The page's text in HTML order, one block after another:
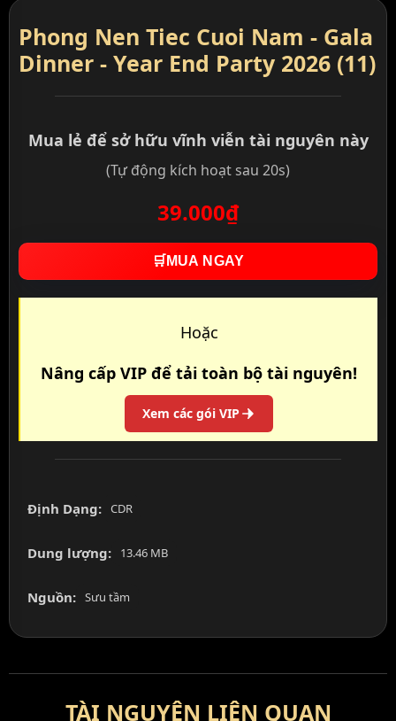
Phong Nen Tiec Cuoi Nam - Gala
Dinner - Year End Party 2026 (11)
Mua lẻ để sở hữu vĩnh viễn tài nguyên này
(Tự động kích hoạt sau 20s)
39.000₫
🛒 MUA NGAY
Hoặc
Nâng cấp VIP để tải toàn bộ tài nguyên!
Xem các gói VIP
Định Dạng: CDR
Dung lượng: 13.46 MB
Nguồn: Sưu tầm
TÀI NGUYÊN LIÊN QUAN